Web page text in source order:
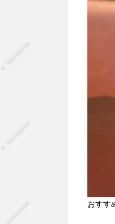
おすす